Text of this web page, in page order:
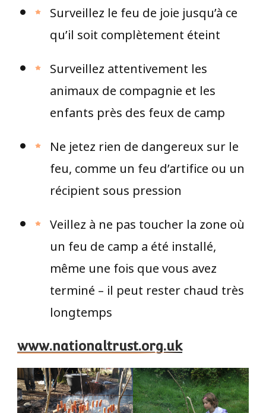
Surveillez le feu de joie jusqu’à ce
qu’il soit complètement éteint
Surveillez attentivement les
animaux de compagnie et les
enfants près des feux de camp
Ne jetez rien de dangereux sur le
feu, comme un feu d’artifice ou un
récipient sous pression
Veillez à ne pas toucher la zone où
un feu de camp a été installé,
même une fois que vous avez
terminé – il peut rester chaud très
longtemps
www.nationaltrust.org.uk